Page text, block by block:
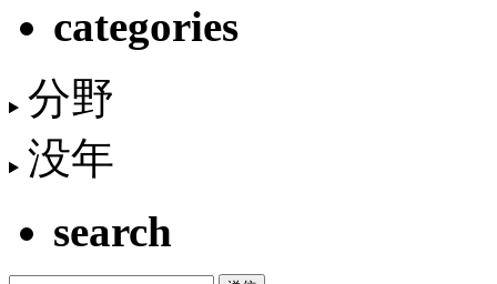
categories
分野
没年
search